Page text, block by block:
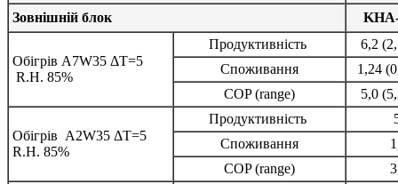
Зовнішній блок
Обігрів A7W35 ΔT=5
R.H. 85%
Продуктивність
6,2
Споживання
1,24
COP (range)
5,0
Обігрів A2W35 ΔT=5
R.H. 85%
Продуктивність
Споживання
COP (range)